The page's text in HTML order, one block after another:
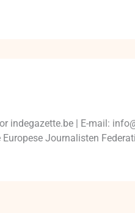
indegazette.be | E-mail:
Journalisten